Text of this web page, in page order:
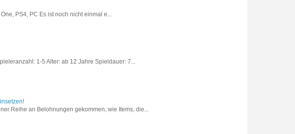
PS4, PC Es ist noch nicht einmal e...
1-5 Alter: ab 12 Jahre Spieldauer: 7...
Reihe an Belohnungen gekommen, wie Items, die...